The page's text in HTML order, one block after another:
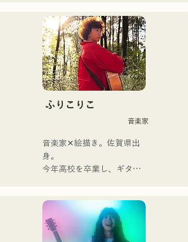
เดือนพฤศจิกายน 2023
แก่นแท้ของป๊อปร็อกถูก
ถ่ายทอดผ่านบทเพลงอันแสน
คิดถึง ขับร้องโดยนักร้องและ
มือกีตาร์ ยูมะ คามิยะ
ท่วงทำนองและเนื้อร้องที่บาง
ดนตรีที่หลากหลายของ
สมาชิกในวง ก่อให้เกิดดนตรี
ที่หลากหลาย และยังคง
ふりこりこ
音楽家
音楽家✕絵描き。佐賀県出
身。
今年高校を卒業し、ギター
行う傍ら、大胆な色彩感覚
を活かしたアート制作に励
む。枠に収まりきれないマ